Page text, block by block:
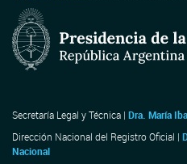
Secretaría Legal y Técnica | Dra. María
Dirección Nacional del Registro Oficial |
Nacional